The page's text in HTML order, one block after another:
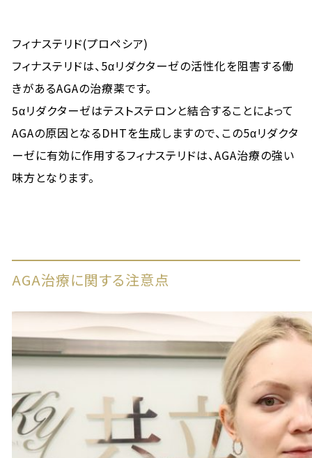
フィナステリド(プロペシア)
フィナステリドは、5αリダクターゼの活性化を阻害する働
きがあるAGAの治療薬です。
5αリダクターゼはテストステロンと結合することによって
AGAの原因となるDHTを生成しますので、この5αリダクタ
ーゼに有効に作用するフィナステリドは、AGA治療の強い
味方となります。
AGA治療に関する注意点